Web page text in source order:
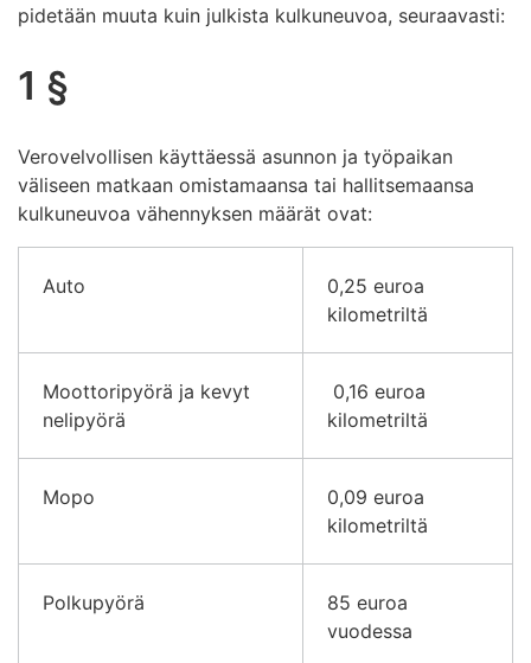
pidetään muuta kuin julkista kulkuneuvoa, seuraavasti:
1 §
Verovelvollisen käyttäessä asunnon ja työpaikan
väliseen matkaan omistamaansa tai hallitsemaansa
kulkuneuvoa vähennyksen määrät ovat:
Auto
0,25 euroa
kilometriltä
Moottoripyörä ja kevyt
nelipyörä
0,16 euroa
kilometriltä
Mopo
0,09 euroa
kilometriltä
Polkupyörä
85 euroa
vuodessa